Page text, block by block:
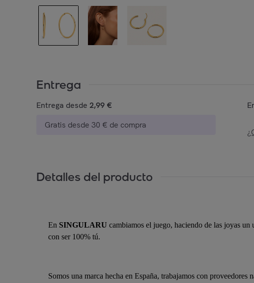
Entrega
Entrega desde 2,99 €
Gratis desde 30 € de compra
Detalles del producto
En SINGULARU cambiamos el juego, haciendo de las joyas
con ser 100% tú.
Somos una marca hecha en España, trabajamos con